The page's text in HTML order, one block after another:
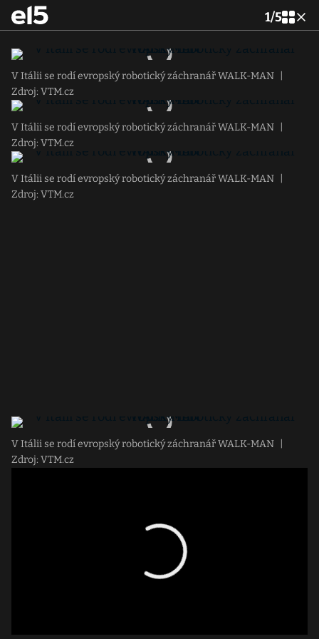
1/5
V Itálii se rodí evropský robotický záchranář WALK-MAN
Zdroj: VTM.cz
V Itálii se rodí evropský robotický záchranář WALK-MAN
Zdroj: VTM.cz
V Itálii se rodí evropský robotický záchranář WALK-MAN
Zdroj: VTM.cz
V Itálii se rodí evropský robotický záchranář WALK-MAN
Zdroj: VTM.cz